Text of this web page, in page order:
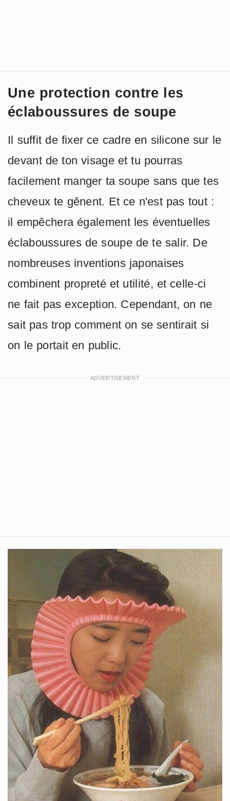
Une protection contre les
éclaboussures de soupe
Il suffit de fixer ce cadre en silicone sur le
devant de ton visage et tu pourras
facilement manger ta soupe sans que tes
cheveux te gênent. Et ce n'est pas tout :
il empêchera également les éventuelles
éclaboussures de soupe de te salir. De
nombreuses inventions japonaises
combinent propreté et utilité, et celle-ci
ne fait pas exception. Cependant, on ne
sait pas trop comment on se sentirait si
on le portait en public.